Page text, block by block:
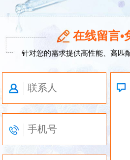
在线留言•
针对您的需求提供高性能、高匹